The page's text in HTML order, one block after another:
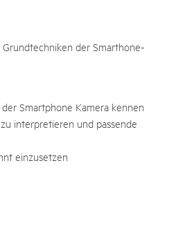
der Smarthone-
Smartphone Kamera kennen
interpretieren und passende
einzusetzen